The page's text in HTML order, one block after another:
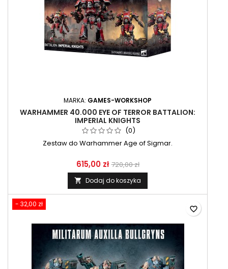
MARKA: GAMES-WORKSHOP
WARHAMMER 40.000 EYE OF TERROR BATTALION:
IMPERIAL KNIGHTS
(0)
Zestaw do Warhammer Age of Sigmar.
615,00 zł 720,00 zł
 Dodaj do koszyka
- 32,00 zł
favorite_border